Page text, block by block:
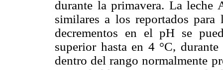
durante la primavera. La
similares a los reportados para
decrementos en el pH se
superior hasta en 4 °C,
dentro del rango normalmente